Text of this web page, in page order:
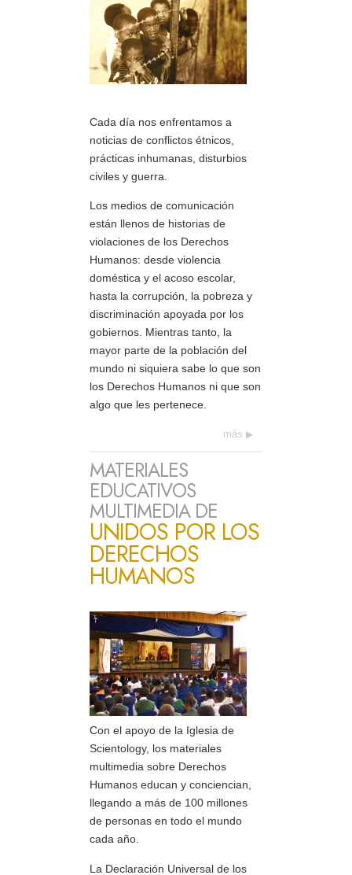
Cada día nos enfrentamos a
noticias de conflictos étnicos,
prácticas inhumanas, disturbios
civiles y guerra.
Los medios de comunicación
están llenos de historias de
violaciones de los Derechos
Humanos: desde violencia
doméstica y el acoso escolar,
hasta la corrupción, la pobreza y
discriminación apoyada por los
gobiernos. Mientras tanto, la
mayor parte de la población del
mundo ni siquiera sabe lo que son
los Derechos Humanos ni que son
algo que les pertenece.
más
MATERIALES
EDUCATIVOS
MULTIMEDIA DE
UNIDOS POR LOS
DERECHOS
HUMANOS
Con el apoyo de la Iglesia de
Scientology, los materiales
multimedia sobre Derechos
Humanos educan y conciencian,
llegando a más de 100 millones
de personas en todo el mundo
cada año.
La Declaración Universal de los